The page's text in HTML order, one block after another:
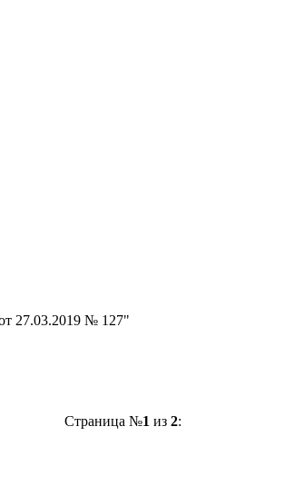
27.03.2019 № 127"
Страница №1 из 2: